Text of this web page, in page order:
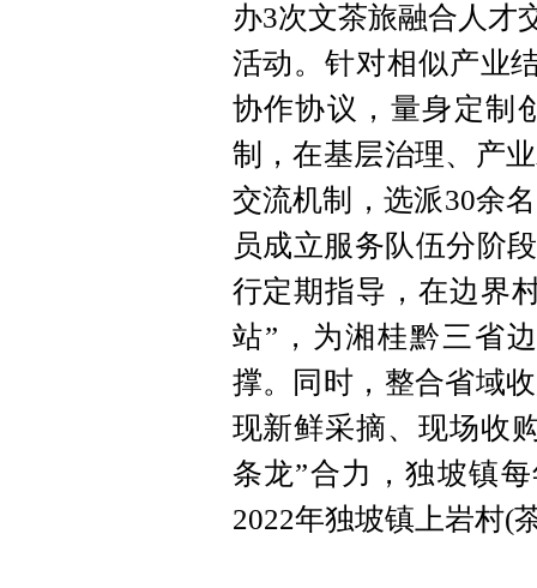
办3次文茶旅融合人才
活动。针对相似产业
协作协议，量身定制
制，在基层治理、产
交流机制，选派30余
员成立服务队伍分阶
行定期指导，在边界
站”，为湘桂黔三省
撑。同时，整合省域
现新鲜采摘、现场收
条龙”合力，独坡镇
2022年独坡镇上岩村(